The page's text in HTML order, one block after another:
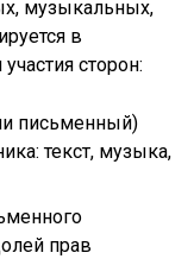
музыкальных,
в
сторон:
письменный)
текст, музыка,
прав